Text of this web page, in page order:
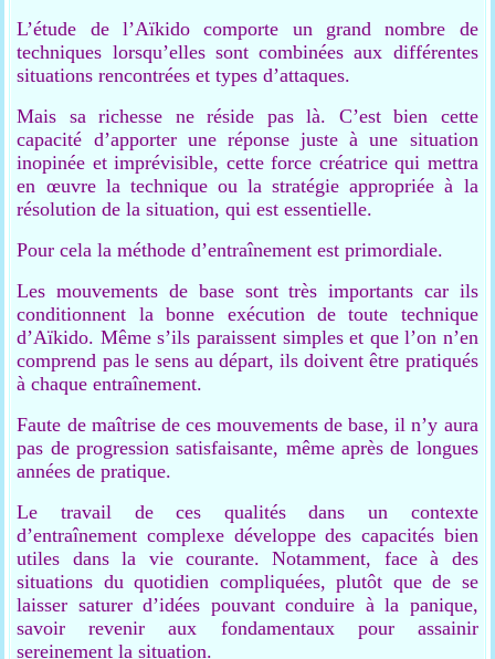
L’étude de l’Aïkido comporte un grand nombre de
techniques lorsqu’elles sont combinées aux différentes
situations rencontrées et types d’attaques.
Mais sa richesse ne réside pas là. C’est bien cette
capacité d’apporter une réponse juste à une situation
inopinée et imprévisible, cette force créatrice qui mettra
en œuvre la technique ou la stratégie appropriée à la
résolution de la situation, qui est essentielle.
Pour cela la méthode d’entraînement est primordiale.
Les mouvements de base sont très importants car ils
conditionnent la bonne exécution de toute technique
d’Aïkido. Même s’ils paraissent simples et que l’on n’en
comprend pas le sens au départ, ils doivent être pratiqués
à chaque entraînement.
Faute de maîtrise de ces mouvements de base, il n’y aura
pas de progression satisfaisante, même après de longues
années de pratique.
Le travail de ces qualités dans un contexte
d’entraînement complexe développe des capacités bien
utiles dans la vie courante. Notamment, face à des
situations du quotidien compliquées, plutôt que de se
laisser saturer d’idées pouvant conduire à la panique,
savoir revenir aux fondamentaux pour assainir
sereinement la situation.